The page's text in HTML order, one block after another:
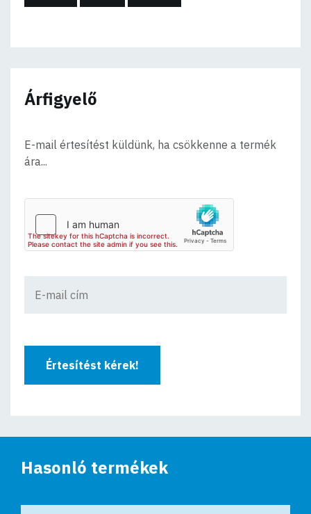
Árfigyelő
E-mail értesítést küldünk, ha csökkenne a termék
ára...
Értesítést kérek!
Hasonló termékek